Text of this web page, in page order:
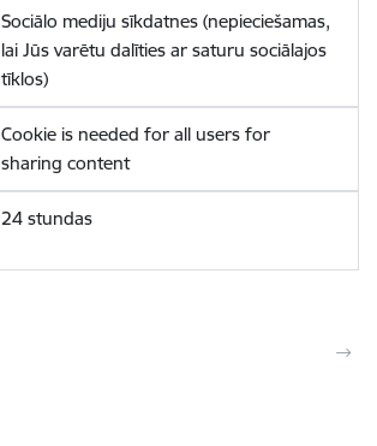
Sociālo mediju sīkdatnes (nepieciešamas,
lai Jūs varētu dalīties ar saturu sociālajos
tīklos)
Cookie is needed for all users for
sharing content
24 stundas